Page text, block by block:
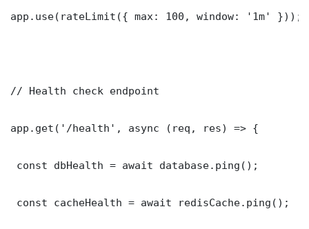
app.use(rateLimit({ max: 100, window: '1m' }));
// Health check endpoint
app.get('/health', async (req, res) => {
const dbHealth = await database.ping();
const cacheHealth = await redisCache.ping();